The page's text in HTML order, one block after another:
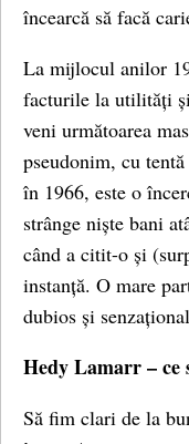
încearcă să facă
La mijlocul anilor
facturile la utilități
veni următoarea
pseudonim, cu
în 1966, este o
strânge niște bani
când a citit-o și
instanță. O mare
dubios și
Hedy Lamarr – ce
Să fim clari de la